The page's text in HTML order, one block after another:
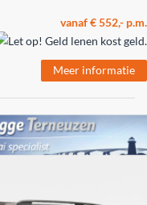
vanaf € 552,- p.m.
Meer informatie